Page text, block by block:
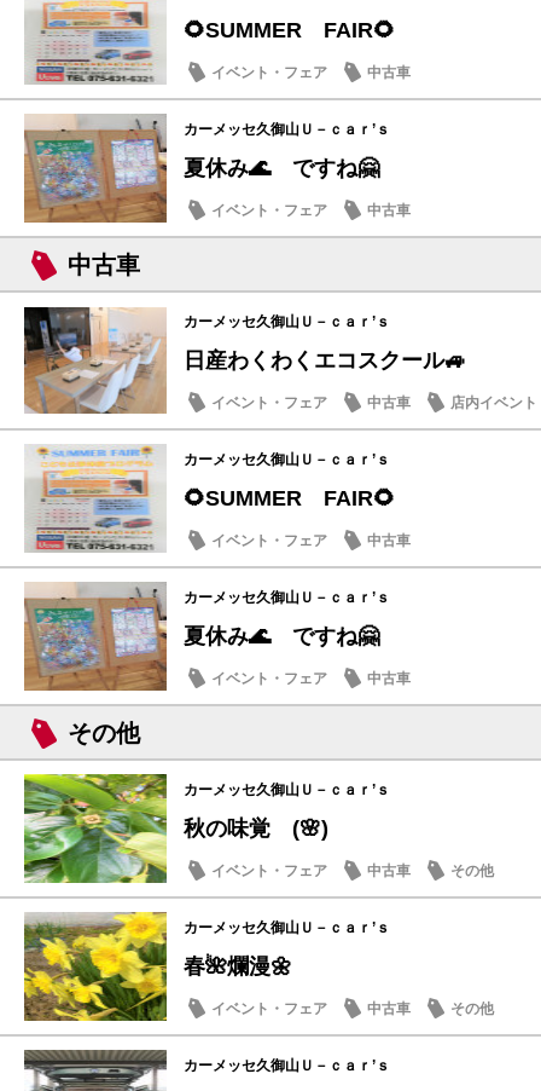
🌻SUMMER FAIR🌻
イベント・フェア 中古車
カーメッセ久御山Ｕ－ｃａｒ’ｓ
夏休み🌊 ですね🤗
イベント・フェア 中古車
中古車
カーメッセ久御山Ｕ－ｃａｒ’ｓ
日産わくわくエコスクール🚙
イベント・フェア 中古車 店内イベント
カーメッセ久御山Ｕ－ｃａｒ’ｓ
🌻SUMMER FAIR🌻
イベント・フェア 中古車
カーメッセ久御山Ｕ－ｃａｒ’ｓ
夏休み🌊 ですね🤗
イベント・フェア 中古車
その他
カーメッセ久御山Ｕ－ｃａｒ’ｓ
秋の味覚 (🌸)
イベント・フェア 中古車 その他
カーメッセ久御山Ｕ－ｃａｒ’ｓ
春🌺爛漫🌼
イベント・フェア 中古車 その他
カーメッセ久御山Ｕ－ｃａｒ’ｓ